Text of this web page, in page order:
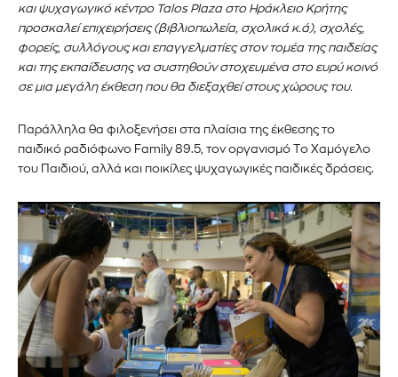
και ψυχαγωγικό κέντρο Talos Plaza στο Ηράκλειο Κρήτης
προσκαλεί επιχειρήσεις (βιβλιοπωλεία, σχολικά κ.ά), σχολές,
φορείς, συλλόγους και επαγγελματίες στον τομέα της παιδείας
και της εκπαίδευσης να συστηθούν στοχευμένα στο ευρύ κοινό
σε μια μεγάλη έκθεση που θα διεξαχθεί στους χώρους του.
Παράλληλα θα φιλοξενήσει στα πλαίσια της έκθεσης το
παιδικό ραδιόφωνο Family 89.5, τον οργανισμό Tο Xαμόγελο
του Παιδιού, αλλά και ποικίλες ψυχαγωγικές παιδικές δράσεις.